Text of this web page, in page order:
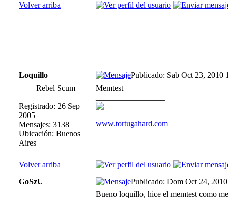
Volver arriba
Loquillo
Publicado: Sab Oct 23, 2010
Rebel Scum
Registrado: 26 Sep
2005
Mensajes: 3138
Ubicación: Buenos
Aires
Memtest
www.tortugahard.com
Volver arriba
GoSzU
Publicado: Dom Oct 24,
Bueno loquillo, hice el memtest como